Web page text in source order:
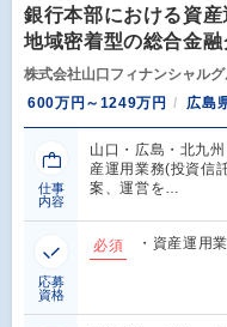
銀行本部における資
地域密着型の総合金
株式会社山口フィナンシャル
600万円～1249万円
広島
仕事
内容
山口・広島・北九
産運用業務(投資信
案、運営を…
応募
資格
必須 ・資産運用